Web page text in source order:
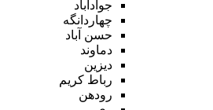
جوادآباد
چهاردانگه
حسن آباد
دماوند
دیزین
رباط کریم
رودهن